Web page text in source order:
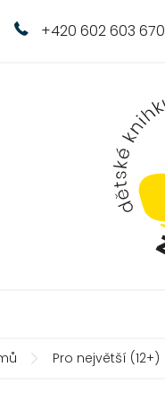
+420 602 603 670
Pro největší (12+)